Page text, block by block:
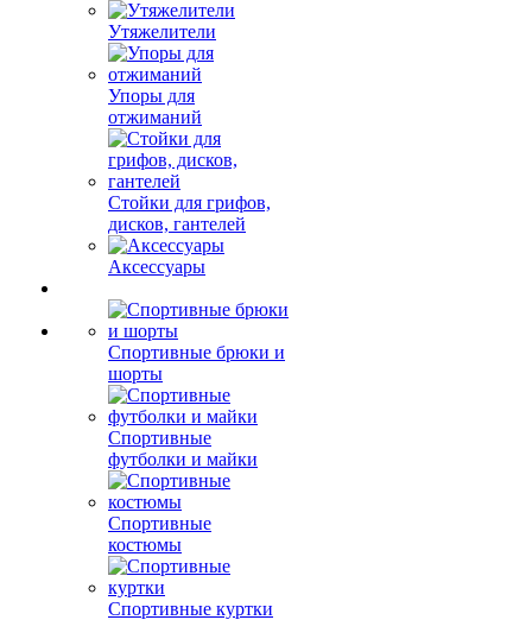
Утяжелители
Упоры для
отжиманий
Стойки для грифов,
дисков, гантелей
Аксессуары
Спортивные брюки и
шорты
Спортивные
футболки и майки
Спортивные
костюмы
Спортивные куртки